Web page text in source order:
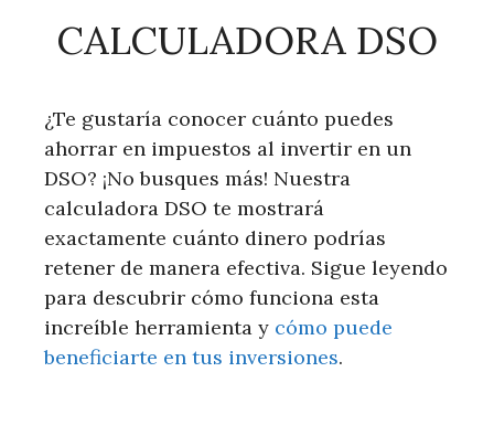
CALCULADORA DSO
¿Te gustaría conocer cuánto puedes
ahorrar en impuestos al invertir en un
DSO? ¡No busques más! Nuestra
calculadora DSO te mostrará
exactamente cuánto dinero podrías
retener de manera efectiva. Sigue leyendo
para descubrir cómo funciona esta
increíble herramienta y cómo puede
beneficiarte en tus inversiones.